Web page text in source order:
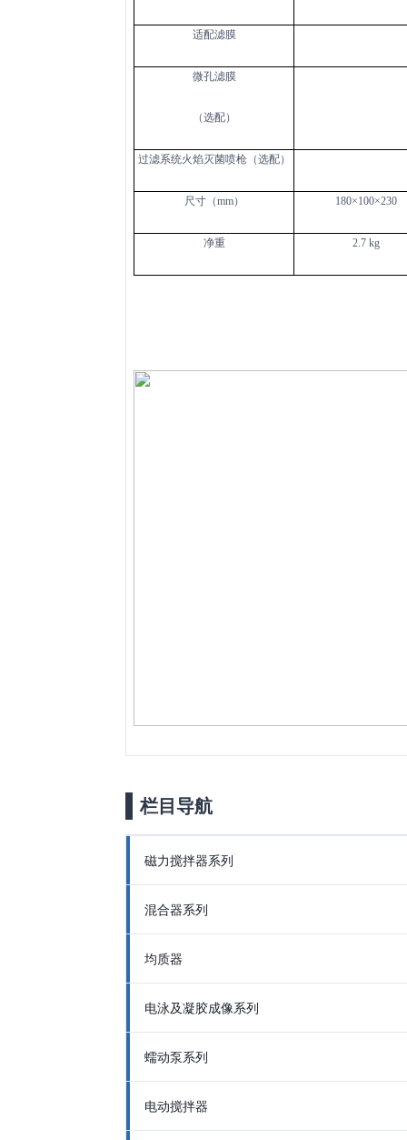
适配滤膜
微孔滤膜
（选配）
过滤系统火焰灭菌喷枪（选配）
尺寸（mm） 180×100×230
净重 2.7 kg
栏目导航
磁力搅拌器系列
混合器系列
均质器
电泳及凝胶成像系列
蠕动泵系列
电动搅拌器